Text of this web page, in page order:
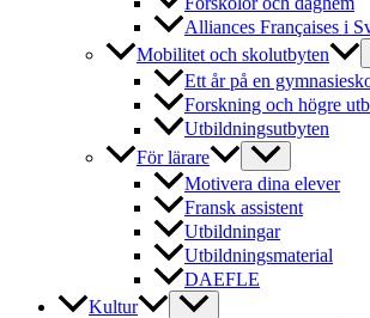
Alliances Françaises i
Mobilitet och skolutbyten
Ett år på en
Forskning och högre
Utbildningsutbyten
För lärare
Motivera dina elever
Fransk assistent
Utbildningar
Utbildningsmaterial
DAEFLE
Kultur